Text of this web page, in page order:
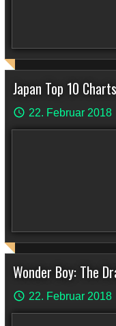
Japan Top 10
22. Februar 2018
Wonder Boy: The
22. Februar 2018